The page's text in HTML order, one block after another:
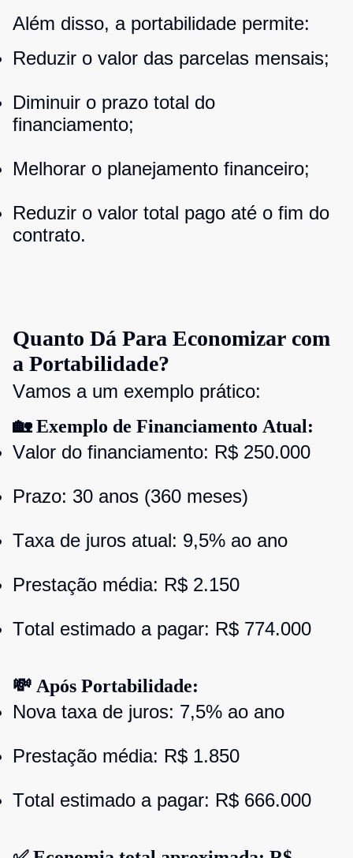
Além disso, a portabilidade permite:
Reduzir o valor das parcelas mensais;
Diminuir o prazo total do
financiamento;
Melhorar o planejamento financeiro;
Reduzir o valor total pago até o fim do
contrato.
Quanto Dá Para Economizar com
a Portabilidade?
Vamos a um exemplo prático:
🏡 Exemplo de Financiamento Atual:
Valor do financiamento: R$ 250.000
Prazo: 30 anos (360 meses)
Taxa de juros atual: 9,5% ao ano
Prestação média: R$ 2.150
Total estimado a pagar: R$ 774.000
💸 Após Portabilidade:
Nova taxa de juros: 7,5% ao ano
Prestação média: R$ 1.850
Total estimado a pagar: R$ 666.000